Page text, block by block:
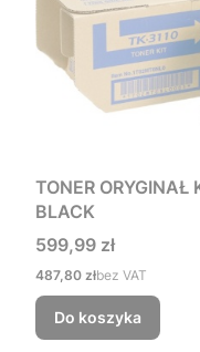
TONER
BLACK
Cena
599,99 zł
Cena
487,80 złbez VAT
Do koszyka